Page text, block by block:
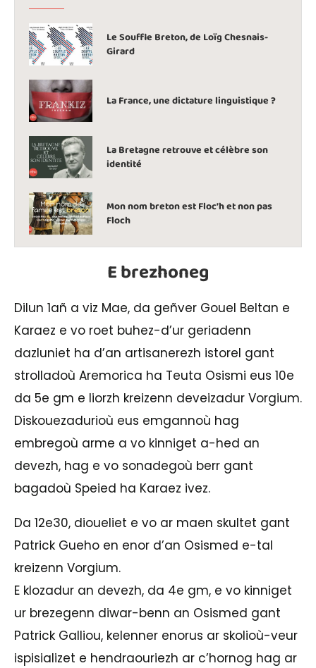
Le Souffle Breton, de Loïg Chesnais-
Girard
La France, une dictature linguistique ?
La Bretagne retrouve et célèbre son
identité
Mon nom breton est Floc’h et non pas
Floch
E brezhoneg
Dilun 1añ a viz Mae, da geñver Gouel Beltan e
Karaez e vo roet buhez-d’ur geriadenn
dazluniet ha d’an artisanerezh istorel gant
strolladoù Aremorica ha Teuta Osismi eus 10e
da 5e gm e liorzh kreizenn deveizadur Vorgium.
Diskouezadurioù eus emgannoù hag
embregoù arme a vo kinniget a-hed an
devezh, hag e vo sonadegoù berr gant
bagadoù Speied ha Karaez ivez.
Da 12e30, dioueliet e vo ar maen skultet gant
Patrick Gueho en enor d’an Osismed e-tal
kreizenn Vorgium.
E klozadur an devezh, da 4e gm, e vo kinniget
ur brezegenn diwar-benn an Osismed gant
Patrick Galliou, kelenner enorus ar skolioù-veur
ispisializet e hendraouriezh ar c’hornog hag ar